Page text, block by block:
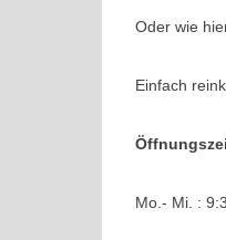
Oder wie
Einfach
Mo.- Mi. :